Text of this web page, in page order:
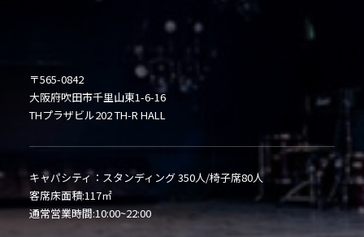
〒565-0842
大阪府吹田市千里山東1-6-16
THプラザビル202 TH-R HALL
キャパシティ：スタンディング 350人/椅子席80人
客席床面積:117㎡
通常営業時間:10:00~22:00